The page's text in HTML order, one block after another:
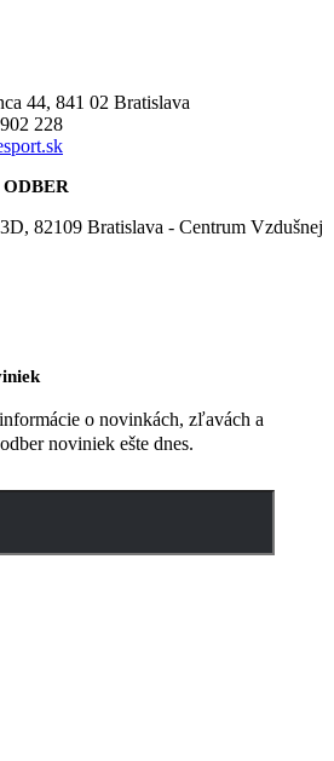
44, 841 02 Bratislava
228
82109 Bratislava - Centrum Vzdušnej
o novinkách, zľavách a
noviniek ešte dnes.